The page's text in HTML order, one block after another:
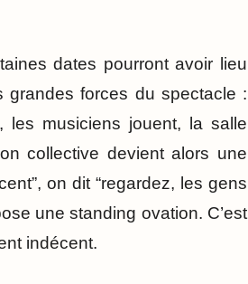
dates pourront avoir lieu
grandes forces du spectacle :
les musiciens jouent, la salle
collective devient alors une
on dit “regardez, les gens
une standing ovation. C’est
indécent.